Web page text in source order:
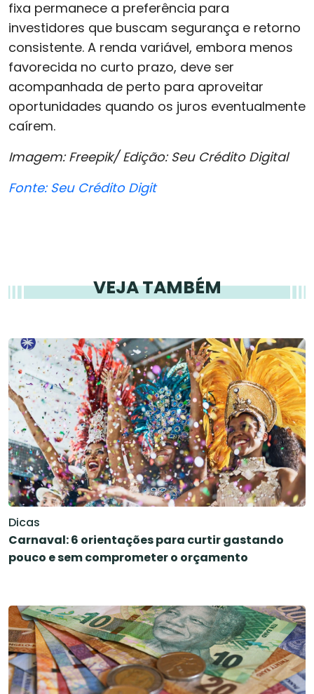
fixa permanece a preferência para
investidores que buscam segurança e retorno
consistente. A renda variável, embora menos
favorecida no curto prazo, deve ser
acompanhada de perto para aproveitar
oportunidades quando os juros eventualmente
caírem.
Imagem: Freepik/ Edição: Seu Crédito Digital
Fonte: Seu Crédito Digit
VEJA TAMBÉM
Dicas
Carnaval: 6 orientações para curtir gastando
pouco e sem comprometer o orçamento